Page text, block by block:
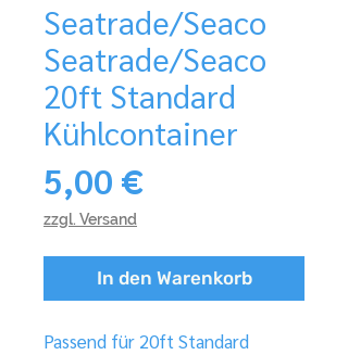
Seatrade/Seaco
Seatrade/Seaco
20ft Standard
Kühlcontainer
5,00 €Preis
zzgl. Versand
In den Warenkorb
Passend für 20ft Standard